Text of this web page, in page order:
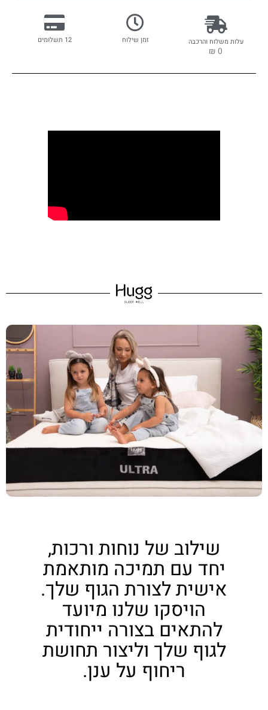
עלות משלוח והרכבה
0 ₪
זמן שילוח 12 תשלומים
שילוב של נוחות ורכות,
יחד עם תמיכה מותאמת
אישית לצורת הגוף שלך.
הויסקו שלנו מיועד
להתאים בצורה ייחודית
לגוף שלך וליצור תחושת
ריחוף על ענן.